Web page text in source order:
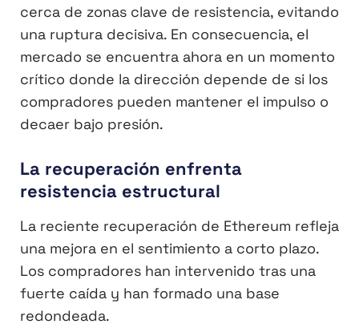
cerca de zonas clave de resistencia, evitando
una ruptura decisiva. En consecuencia, el
mercado se encuentra ahora en un momento
crítico donde la dirección depende de si los
compradores pueden mantener el impulso o
decaer bajo presión.
La recuperación enfrenta
resistencia estructural
La reciente recuperación de Ethereum refleja
una mejora en el sentimiento a corto plazo.
Los compradores han intervenido tras una
fuerte caída y han formado una base
redondeada.